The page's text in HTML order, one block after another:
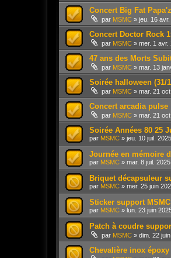
Concert Big Fat
par MSMC » jeu. 16
Concert Doctor Rock
par MSMC » mer. 1 avr.
47 ans des Morts
par MSMC » mar. 13
Soirée halloween (31/
par MSMC » mar. 21
Concert arcadia pulse
par MSMC » mar. 21
Soirée Années 80 25
par MSMC » jeu. 10 juil.
Journée en mémoire
par MSMC » mar. 8 juil. 2025
Briquet décapsuleur
par MSMC » mer. 25 juin
Sticker support MSMC
par MSMC » lun. 23 juin
Patch à coudre
par MSMC » dim. 22
Chevalière inox époxy